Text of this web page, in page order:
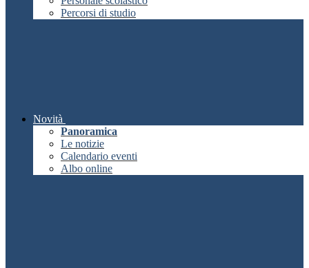
Percorsi di studio
Novità
Panoramica
Le notizie
Calendario eventi
Albo online